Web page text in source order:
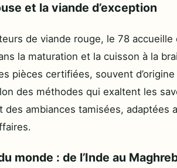
et la viande d’exception
de viande rouge, le 78
la maturation et la cuisson à la
pièces certifiées, souvent
des méthodes qui exaltent les
des ambiances tamisées, adaptées
monde : de l’Inde au